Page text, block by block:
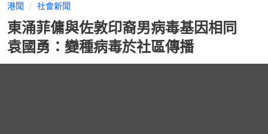
港聞 社會新聞
東涌菲傭與佐敦印裔男病毒基因相同
袁國勇：變種病毒於社區傳播